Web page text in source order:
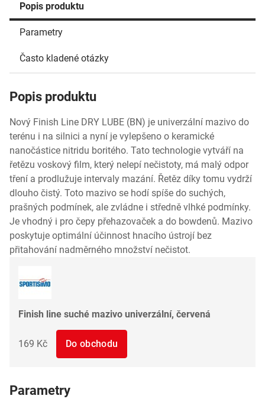
Popis produktu
Parametry
Často kladené otázky
Popis produktu
Nový Finish Line DRY LUBE (BN) je univerzální mazivo do
terénu i na silnici a nyní je vylepšeno o keramické
nanočástice nitridu boritého. Tato technologie vytváří na
řetězu voskový film, který nelepí nečistoty, má malý odpor
tření a prodlužuje intervaly mazání. Řetěz díky tomu vydrží
dlouho čistý. Toto mazivo se hodí spíše do suchých,
prašných podmínek, ale zvládne i středně vlhké podmínky.
Je vhodný i pro čepy přehazovaček a do bowdenů. Mazivo
poskytuje optimální účinnost hnacího ústrojí bez
přitahování nadměrného množství nečistot.
Finish line suché mazivo univerzální, červená
169 Kč Do obchodu
Parametry